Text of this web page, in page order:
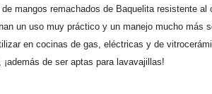
de mangos remachados de Baquelita resistente al
un uso muy práctico y un manejo mucho más
en cocinas de gas, eléctricas y de
¡además de ser aptas para lavavajillas!